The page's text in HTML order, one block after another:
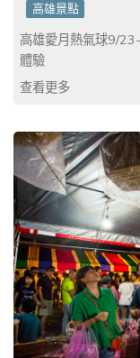
高雄景點
高雄愛月熱氣球9/
體驗
查看更多